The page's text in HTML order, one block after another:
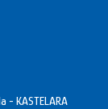
- KASTELARA